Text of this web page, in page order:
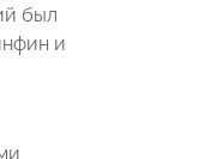
был
и